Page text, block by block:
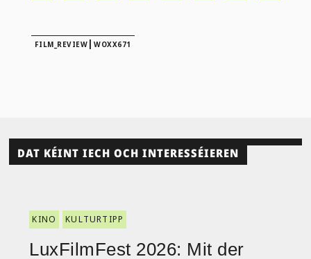
FILM_REVIEW |WOXX671
DAT KÉINT IECH OCH INTERESSÉIEREN
KINO KULTURTIPP
LuxFilmFest 2026: Mit der